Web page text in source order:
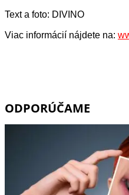
Text a foto: DIVINO
Viac informácií nájdete na:
ODPORÚČAME